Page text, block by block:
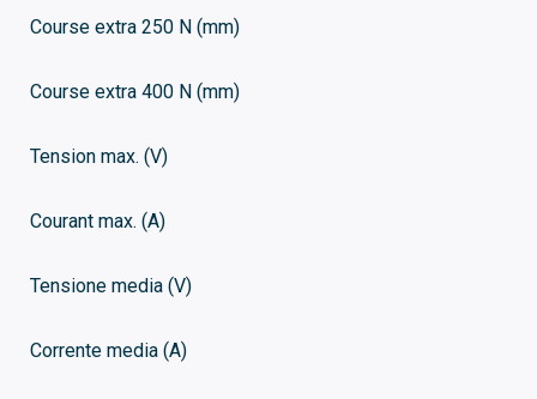
Course extra 250 N (mm)
Course extra 400 N (mm)
Tension max. (V)
Courant max. (A)
Tensione media (V)
Corrente media (A)